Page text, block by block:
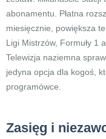
abonamentu. Płatna
miesięcznie, powiększa
Ligi Mistrzów, Formuły 1
Telewizja naziemna
jedyna opcja dla kogoś,
programówce.
Zasięg i